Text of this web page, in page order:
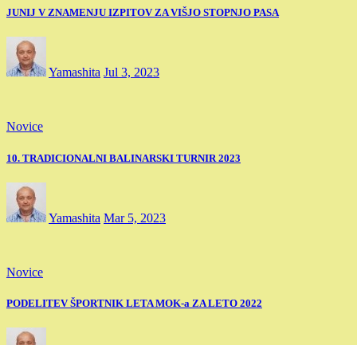
JUNIJ V ZNAMENJU IZPITOV ZA VIŠJO STOPNJO PASA
Yamashita Jul 3, 2023
Novice
10. TRADICIONALNI BALINARSKI TURNIR 2023
Yamashita Mar 5, 2023
Novice
PODELITEV ŠPORTNIK LETA MOK-a ZA LETO 2022